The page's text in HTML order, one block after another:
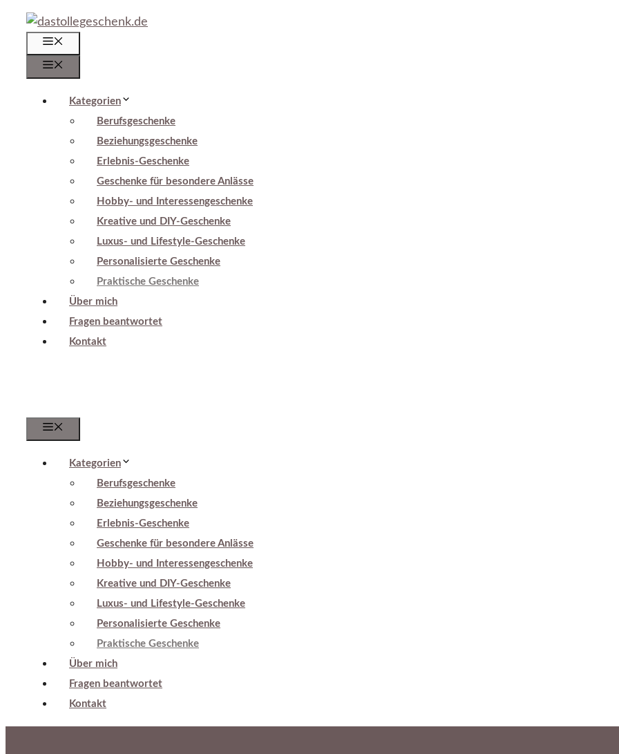
Zum
Inhalt
springen
Kategorien
Berufsgeschenke
Beziehungsgeschenke
Erlebnis-Geschenke
Geschenke für besondere Anlässe
Hobby- und Interessengeschenke
Kreative und DIY-Geschenke
Luxus- und Lifestyle-Geschenke
Personalisierte Geschenke
Praktische Geschenke
Über mich
Fragen beantwortet
Kontakt
Kategorien
Berufsgeschenke
Beziehungsgeschenke
Erlebnis-Geschenke
Geschenke für besondere Anlässe
Hobby- und Interessengeschenke
Kreative und DIY-Geschenke
Luxus- und Lifestyle-Geschenke
Personalisierte Geschenke
Praktische Geschenke
Über mich
Fragen beantwortet
Kontakt